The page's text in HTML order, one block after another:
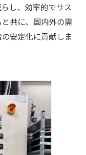
し、効率的でサス
共に、国内外の需
安定化に貢献しま